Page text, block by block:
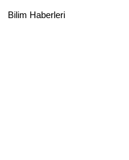
Bilim Haberleri